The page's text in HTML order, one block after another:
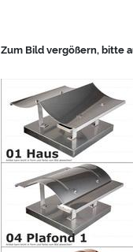
Zum Bild vergößern, bitte